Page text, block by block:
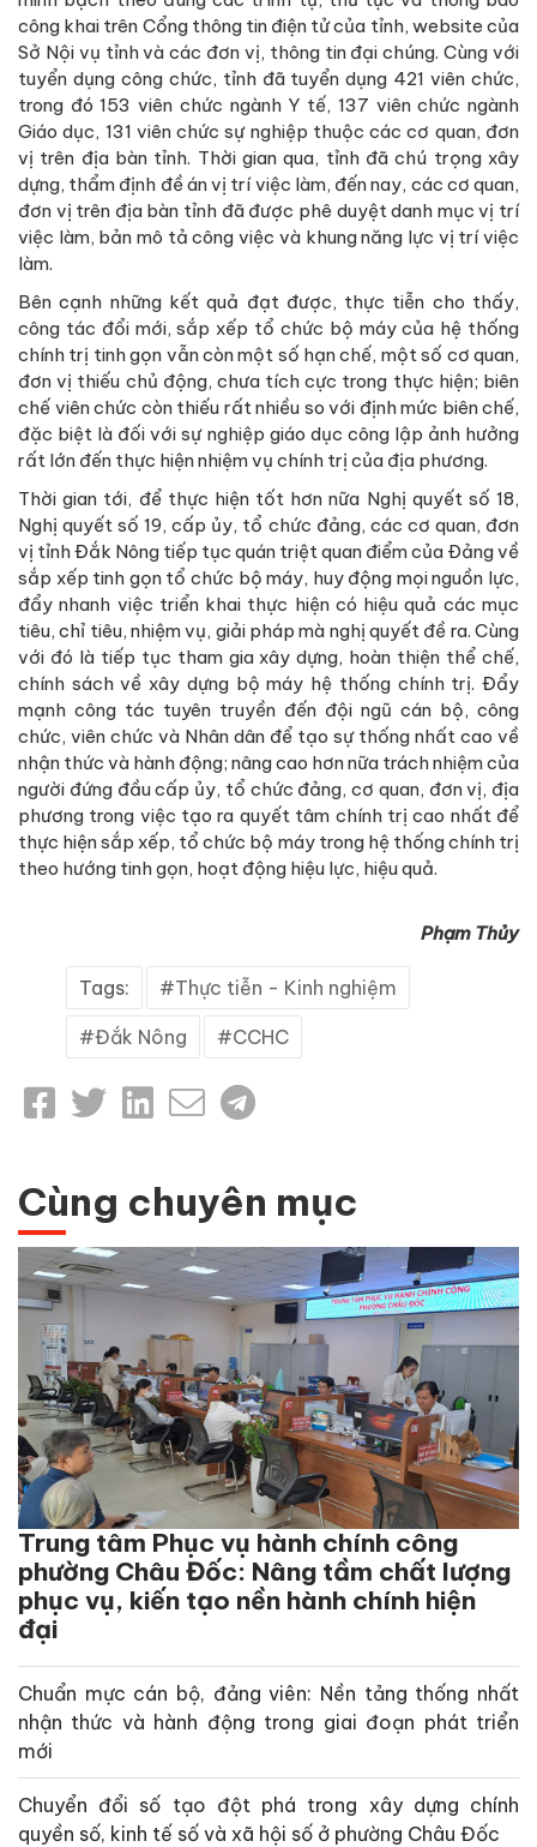
công khai trên Cổng thông tin điện tử của tỉnh, website của
Sở Nội vụ tỉnh và các đơn vị, thông tin đại chúng. Cùng với
tuyển dụng công chức, tỉnh đã tuyển dụng 421 viên chức,
trong đó 153 viên chức ngành Y tế, 137 viên chức ngành
Giáo dục, 131 viên chức sự nghiệp thuộc các cơ quan, đơn
vị trên địa bàn tỉnh. Thời gian qua, tỉnh đã chú trọng xây
dựng, thẩm định đề án vị trí việc làm, đến nay, các cơ quan,
đơn vị trên địa bàn tỉnh đã được phê duyệt danh mục vị trí
việc làm, bản mô tả công việc và khung năng lực vị trí việc
làm.
Bên cạnh những kết quả đạt được, thực tiễn cho thấy,
công tác đổi mới, sắp xếp tổ chức bộ máy của hệ thống
chính trị tinh gọn vẫn còn một số hạn chế, một số cơ quan,
đơn vị thiếu chủ động, chưa tích cực trong thực hiện; biên
chế viên chức còn thiếu rất nhiều so với định mức biên chế,
đặc biệt là đối với sự nghiệp giáo dục công lập ảnh hưởng
rất lớn đến thực hiện nhiệm vụ chính trị của địa phương.
Thời gian tới, để thực hiện tốt hơn nữa Nghị quyết số 18,
Nghị quyết số 19, cấp ủy, tổ chức đảng, các cơ quan, đơn
vị tỉnh Đắk Nông tiếp tục quán triệt quan điểm của Ðảng về
sắp xếp tinh gọn tổ chức bộ máy, huy động mọi nguồn lực,
đẩy nhanh việc triển khai thực hiện có hiệu quả các mục
tiêu, chỉ tiêu, nhiệm vụ, giải pháp mà nghị quyết đề ra. Cùng
với đó là tiếp tục tham gia xây dựng, hoàn thiện thể chế,
chính sách về xây dựng bộ máy hệ thống chính trị. Đẩy
mạnh công tác tuyên truyền đến đội ngũ cán bộ, công
chức, viên chức và Nhân dân để tạo sự thống nhất cao về
nhận thức và hành động; nâng cao hơn nữa trách nhiệm của
người đứng đầu cấp ủy, tổ chức đảng, cơ quan, đơn vị, địa
phương trong việc tạo ra quyết tâm chính trị cao nhất để
thực hiện sắp xếp, tổ chức bộ máy trong hệ thống chính trị
theo hướng tinh gọn, hoạt động hiệu lực, hiệu quả.
Phạm Thủy
Tags: Thực tiễn - Kinh nghiệm
Đắk Nông CCHC
Cùng chuyên mục
Trung tâm Phục vụ hành chính công
phường Châu Đốc: Nâng tầm chất lượng
phục vụ, kiến tạo nền hành chính hiện
đại
Chuẩn mực cán bộ, đảng viên: Nền tảng thống nhất
nhận thức và hành động trong giai đoạn phát triển
mới
Chuyển đổi số tạo đột phá trong xây dựng chính
quyền số, kinh tế số và xã hội số ở phường Châu Đốc